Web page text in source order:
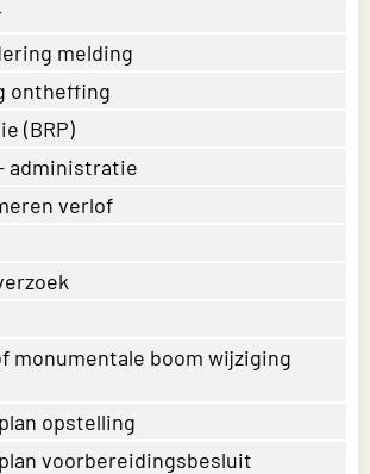
melding
ontheffing
(BRP)
administratie
verlof
monumentale boom wijziging
opstelling
voorbereidingsbesluit